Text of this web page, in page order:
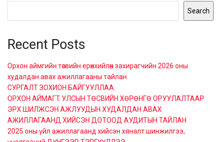
Search
Recent Posts
Орхон аймгийн төсвийн ерөнхийлөн захирагчийн 2026 оны
худалдан авах ажиллагааны тайлан
СУРГАЛТ ЗОХИОН БАЙГУУЛЛАА.
ОРХОН АЙМАГТ УЛСЫН ТӨСВИЙН ХӨРӨНГӨ ОРУУЛАЛТААР
ЭРХ ШИЛЖСЭН АЖЛУУДЫН ХУДАЛДАН АВАХ
АЖИЛЛАГААНД ХИЙСЭН ДОТООД АУДИТЫН ТАЙЛАН
2025 оны үйл ажиллагаанд хийсэн хяналт шинжилгээ,